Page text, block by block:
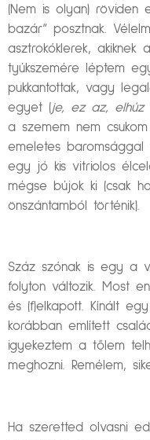
(Nem is olyan)
bazár” posztnak.
asztrokóklerek,
tyúkszemére léptem
pukkantottak, vagy
egyet (je, ez az, elhúz
a szemem nem
emeletes baromsággal
egy jó kis vitriolos
mégse bújok ki (csak
önszántamból történik).
Száz szónak is egy a
folyton változik. Most
és (f)elkapott. Kínált
korábban említett
igyekeztem a tőlem
meghozni. Remélem,
Ha szeretted olvasni